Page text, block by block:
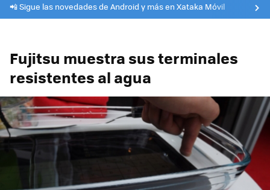
📲 Sigue las novedades de Android y más en Xataka Móvil
Fujitsu muestra sus terminales
resistentes al agua